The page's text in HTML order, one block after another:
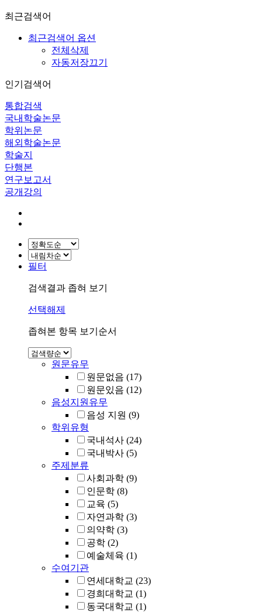
최근검색어
최근검색어 옵션
전체삭제
자동저장끄기
인기검색어
통합검색
국내학술논문
학위논문
해외학술논문
학술지
단행본
연구보고서
공개강의
필터
검색결과 좁혀 보기
선택해제
좁혀본 항목 보기순서
원문유무
원문없음 (17)
원문있음 (12)
음성지원유무
음성 지원 (9)
학위유형
국내석사 (24)
국내박사 (5)
주제분류
사회과학 (9)
인문학 (8)
교육 (5)
자연과학 (3)
의약학 (3)
공학 (2)
예술체육 (1)
수여기관
연세대학교 (23)
경희대학교 (1)
동국대학교 (1)